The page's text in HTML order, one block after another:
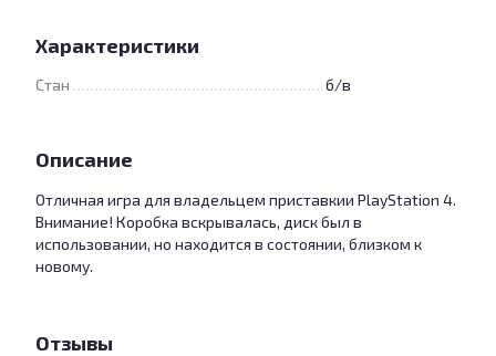
Характеристики
Стан б/в
Описание
Отличная игра для владельцем приставкии PlayStation 4.
Внимание! Коробка вскрывалась, диск был в
использовании, но находится в состоянии, близком к
новому.
Отзывы